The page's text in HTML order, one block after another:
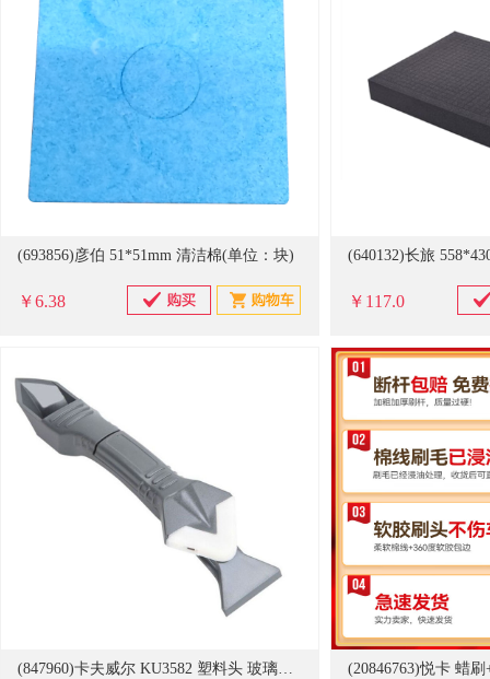
(693856)彦伯 51*51mm 清洁棉(单位：块)
￥6.38 ￥117.0
(847960)卡夫威尔 KU3582 塑料头 玻璃胶刮板(单位：个)